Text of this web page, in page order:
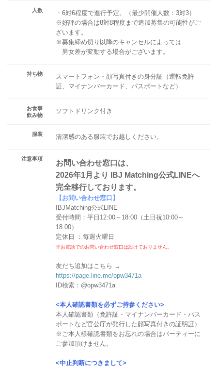
人数
・6対6程度で進行予定。（最少開催人数：3対3）
※好評の場合は8対8程度まで追加募集の可能性がご
ざいます。
※募集締め切り以降のキャンセルによっては
男女差が変動する場合がございます。
持ち物
スマートフォン・顔写真付きの身分証（運転免許
証、マイナンバーカード、パスポートなど）
お食事
飲み物
ソフトドリンク付き
服装 清潔感のある服装でお越しください。
注意事項
お問い合わせ窓口は、
2026年1月より IBJ Matching公式LINEへ
完全移行しております。
【お問い合わせ窓口】
IBJMatching公式LINE
受付時間：平日12:00～18:00（土日祝10:00～
18:00）
定休日 ：毎週火曜日
※お電話でのお問い合わせ窓口は設けておりません。
友だち追加はこちら →
https://page.line.me/opw3471a
ID検索：@opw3471a
<本人確認書類を必ずご持参ください>
本人確認書類（免許証・マイナンバーカード・パス
ポートなど官公庁が発行した顔写真付きの証明証）
※ご本人様確認書類をお忘れの場合はパーティーに
ご参加頂けません。
<中止判断につきまして>